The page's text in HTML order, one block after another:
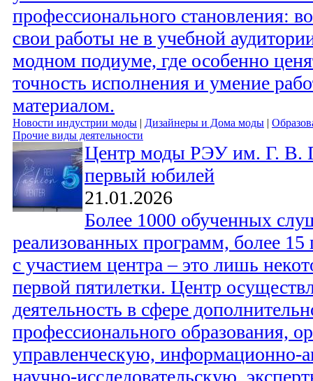
профессионального становления:
свои работы не в учебной
модном подиуме, где особенно
точность исполнения и умение
материалом.
Новости индустрии моды | Дизайнеры и Дома моды |
Прочие виды деятельности
Центр моды РЭУ им. Г. В.
первый юбилей
21.01.2026
Более 1000 обученных
реализованных программ, более
с участием центра – это лишь
первой пятилетки. Центр
деятельность в сфере
профессионального образования,
управленческую, информационно-